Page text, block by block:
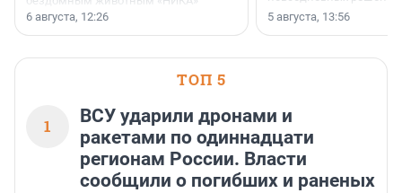
заключили соглашение о
6 августа, 12:26
5 августа, 13:56
ТОП 5
1
ВСУ ударили дронами и
ракетами по одиннадцати
регионам России. Власти
сообщили о погибших и раненых